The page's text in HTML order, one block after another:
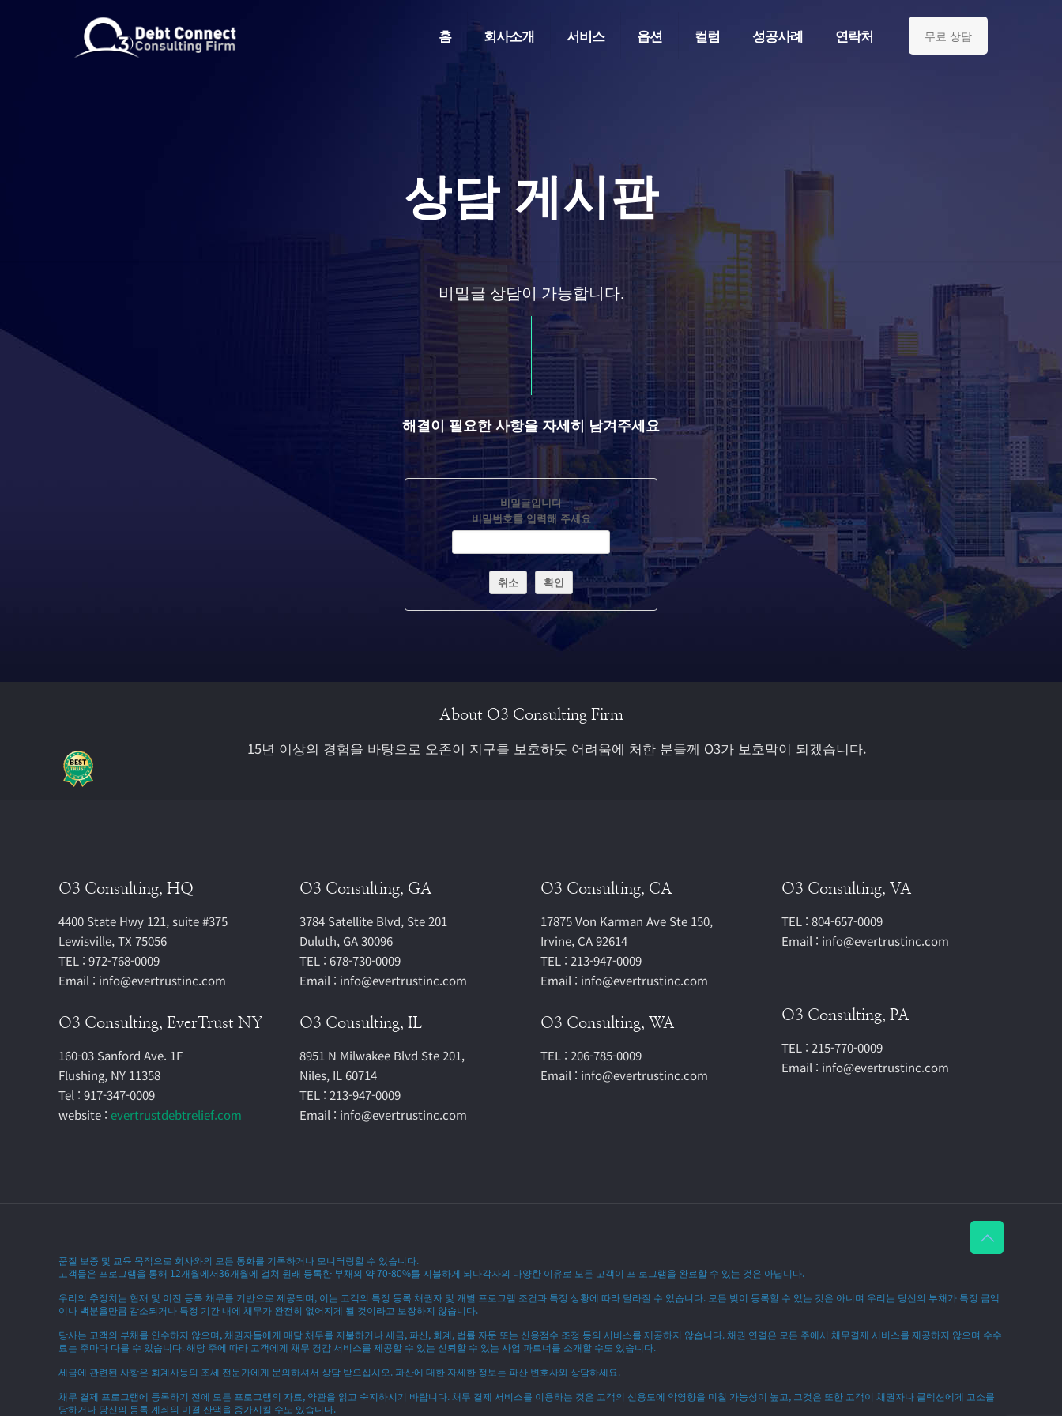
홈 회사소개 서비스 옵션 컬럼 성공사례 연락처 무료 상담
상담 게시판
비밀글 상담이 가능합니다.
해결이 필요한 사항을 자세히 남겨주세요
비밀글입니다
비밀번호를 입력해 주세요
취소 확인
About O3 Consulting Firm
15년 이상의 경험을 바탕으로 오존이 지구를 보호하듯 어려움에 처한 분들께 O3가 보호막이 되겠습니다.
O3 Consulting, HQ
4400 State Hwy 121, suite #375
Lewisville, TX 75056
TEL : 972-768-0009
Email : info@evertrustinc.com
O3 Consulting, EverTrust NY
160-03 Sanford Ave. 1F
Flushing, NY 11358
Tel : 917-347-0009
website : evertrustdebtrelief.com
O3 Consulting, GA
3784 Satellite Blvd, Ste 201
Duluth, GA 30096
TEL : 678-730-0009
Email : info@evertrustinc.com
O3 Cousulting, IL
8951 N Milwakee Blvd Ste 201,
Niles, IL 60714
TEL : 213-947-0009
Email : info@evertrustinc.com
O3 Consulting, CA
17875 Von Karman Ave Ste 150,
Irvine, CA 92614
TEL : 213-947-0009
Email : info@evertrustinc.com
O3 Consulting, WA
TEL : 206-785-0009
Email : info@evertrustinc.com
O3 Consulting, VA
TEL : 804-657-0009
Email : info@evertrustinc.com
O3 Consulting, PA
TEL : 215-770-0009
Email : info@evertrustinc.com
품질 보증 및 교육 목적으로 회사와의 모든 통화를 기록하거나 모니터링할 수 있습니다.
고객들은 프로그램을 통해 12개월에서36개월에 걸쳐 원래 등록한 부채의 약 70-80%를 지불하게 되나각자의 다양한 이유로 모든 고객이 프 로그램을 완료할 수 있는 것은 아닙니다.
우리의 추정치는 현재 및 이전 등록 채무를 기반으로 제공되며, 이는 고객의 특정 등록 채권자 및 개별 프로그램 조건과 특정 상황에 따라 달라질 수 있습니다. 모든 빚이 등록할 수 있는 것은 아니며 우리는 당신의 부채가 특정 금액
이나 백분율만큼 감소되거나 특정 기간 내에 채무가 완전히 없어지게 될 것이라고 보장하지 않습니다.
당사는 고객의 부채를 인수하지 않으며, 채권자들에게 매달 채무를 지불하거나 세금, 파산, 회계, 법률 자문 또는 신용점수 조정 등의 서비스를 제공하지 않습니다. 채권 연결은 모든 주에서 채무결제 서비스를 제공하지 않으며 수수
료는 주마다 다를 수 있습니다. 해당 주에 따라 고객에게 채무 경감 서비스를 제공할 수 있는 신뢰할 수 있는 사업 파트너를 소개할 수도 있습니다.
세금에 관련된 사항은 회계사등의 조세 전문가에게 문의하셔서 상담 받으십시오. 파산에 대한 자세한 정보는 파산 변호사와 상담하세요.
채무 결제 프로그램에 등록하기 전에 모든 프로그램의 자료, 약관을 읽고 숙지하시기 바랍니다. 채무 결제 서비스를 이용하는 것은 고객의 신용도에 악영향을 미칠 가능성이 높고, 그것은 또한 고객이 채권자나 콜렉션에게 고소를
당하거나 당신의 등록 계좌의 미결 잔액을 증가시킬 수도 있습니다.